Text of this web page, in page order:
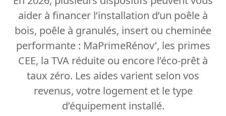
aider à financer l’installation d’un poêle à
bois, poêle à granulés, insert ou cheminée
performante : MaPrimeRénov’, les primes
CEE, la TVA réduite ou encore l’éco-prêt à
taux zéro. Les aides varient selon vos
revenus, votre logement et le type
d’équipement installé.